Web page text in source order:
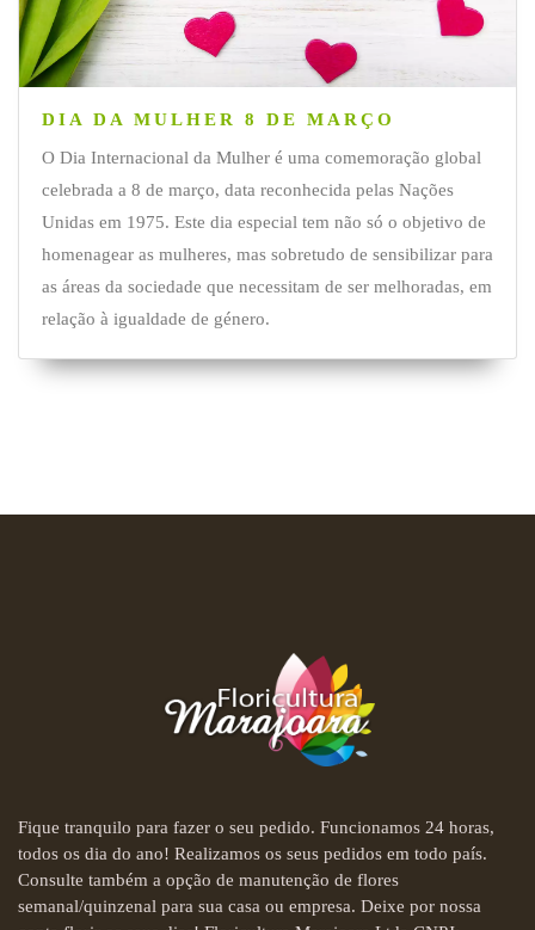
DIA DA MULHER 8 DE MARÇO
O Dia Internacional da Mulher é uma comemoração global
celebrada a 8 de março, data reconhecida pelas Nações
Unidas em 1975. Este dia especial tem não só o objetivo de
homenagear as mulheres, mas sobretudo de sensibilizar para
as áreas da sociedade que necessitam de ser melhoradas, em
relação à igualdade de género.
Fique tranquilo para fazer o seu pedido. Funcionamos 24 horas,
todos os dia do ano! Realizamos os seus pedidos em todo país.
Consulte também a opção de manutenção de flores
semanal/quinzenal para sua casa ou empresa. Deixe por nossa